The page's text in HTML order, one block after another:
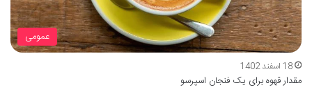
عمومی
18 اسفند 1402
مقدار قهوه برای یک فنجان اسپرسو